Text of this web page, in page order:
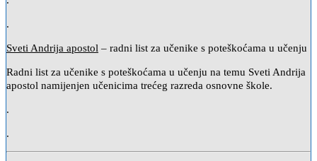
.
Sveti Andrija apostol – radni list za učenike s poteškoćama u učenju
Radni list za učenike s poteškoćama u učenju na temu Sveti Andrija
apostol namijenjen učenicima trećeg razreda osnovne škole.
.
.